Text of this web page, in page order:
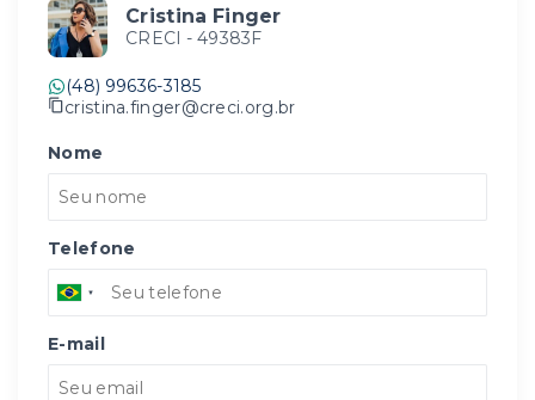
Cristina Finger
CRECI - 49383F
(48) 99636-3185
cristina.finger@creci.org.br
Nome
Telefone
E-mail